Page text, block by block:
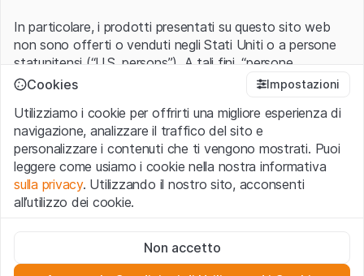
In particolare, i prodotti presentati su questo sito web
non sono offerti o venduti negli Stati Uniti o a persone
statunitensi (“U.S. persons”). A tali fini, “persone
statunitensi” vanno intese nel significato ad esse ascritto
1933 che include le persone residenti negli Stati Uniti
d’America, le società per azioni e le altre forme societarie
americane.
Condizioni di utilizzo e informazioni legali
Con l’accesso al sito web (di seguito, il “Sito”) si dichiara
avvertenze importanti e le condizioni di utilizzo ivi rese
Cookies Impostazioni
Utilizziamo i cookie per offrirti una migliore esperienza di
navigazione, analizzare il traffico del sito e
personalizzare i contenuti che ti vengono mostrati. Puoi
leggere come usiamo i cookie nella nostra informativa
sulla privacy. Utilizzando il nostro sito, acconsenti
all’utilizzo dei cookie.
Questi cookie sono necessari per il funzionamento del sito
web e non possono essere disattivati.
Non accetto